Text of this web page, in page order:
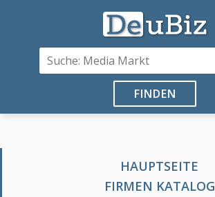
FINDEN
HAUPTSEITE
FIRMEN KATALOG